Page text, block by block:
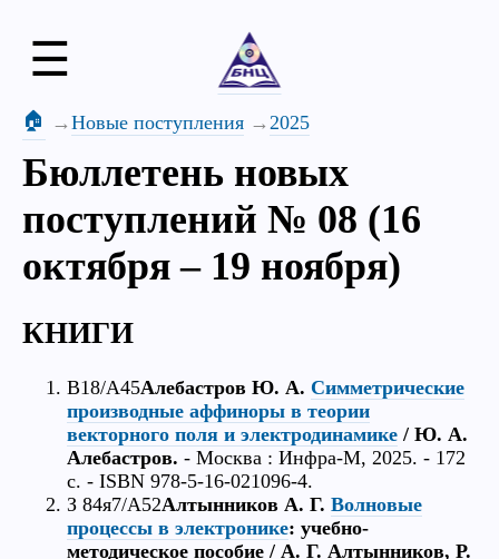
☰
🏠 Новые поступления 2025
Бюллетень новых
поступлений № 08 (16
октября – 19 ноября)
КНИГИ
В18/А45Алебастров Ю. А. Симметрические
производные аффиноры в теории
векторного поля и электродинамике / Ю. А.
Алебастров. - Москва : Инфра-М, 2025. - 172
с. - ISBN 978-5-16-021096-4.
З 84я7/А52Алтынников А. Г. Волновые
процессы в электронике: учебно-
методическое пособие / А. Г. Алтынников, Р.